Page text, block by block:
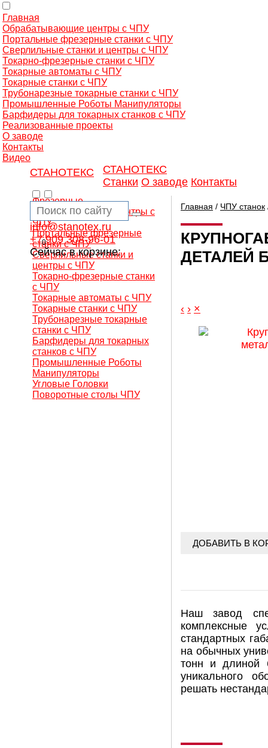
Главная
Обрабатывающие центры с ЧПУ
Портальные фрезерные станки с ЧПУ
Сверлильные станки и центры с ЧПУ
Токарно-фрезерные станки с ЧПУ
Токарные автоматы с ЧПУ
Токарные станки с ЧПУ
Трубонарезные токарные станки с ЧПУ
Промышленные Роботы Манипуляторы
Барфидеры для токарных станков с ЧПУ
Реализованные проекты
О заводе
Контакты
Видео
СТАНОТЕКС
СТАНОТЕКС
Станки О заводе Контакты
info@stanotex.ru
+7 909 308-96-01
Сейчас в корзине:
0
Фрезерные
обрабатывающие центры с
ЧПУ
Портальные фрезерные
станки с ЧПУ
Сверлильные станки и
центры с ЧПУ
Токарно-фрезерные станки
с ЧПУ
Токарные автоматы с ЧПУ
Токарные станки с ЧПУ
Трубонарезные токарные
станки с ЧПУ
Барфидеры для токарных
станков с ЧПУ
Промышленные Роботы
Манипуляторы
Угловые Головки
Поворотные столы ЧПУ
Главная / ЧПУ станок
ДЕТАЛЕЙ
‹ › ×
Наш завод
комплексные
стандартных
на обычных
тонн и длиной
уникального
решать